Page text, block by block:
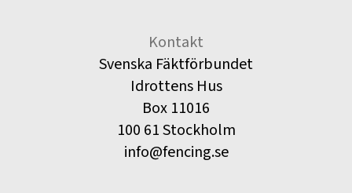
Kontakt
Svenska Fäktförbundet
Idrottens Hus
Box 11016
100 61 Stockholm
info@fencing.se